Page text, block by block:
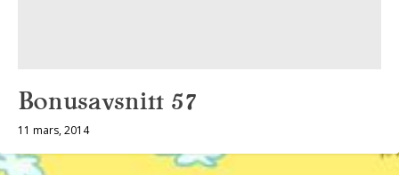
Bonusavsnitt 57
11 mars, 2014